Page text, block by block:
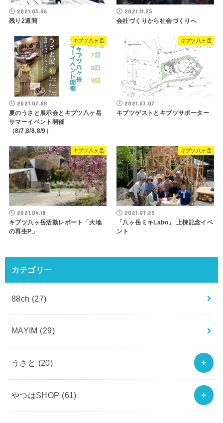
2021.03.06
残り2週間
2021.11.25
会社づくりから社会づくりへ
キブツ八ヶ岳
2021.07.08
夏のうさと展示会とキブツ八ヶ岳
サマーイベント開催
（8/7,8/8.8/9）
キブツ八ヶ岳
2021.03.07
キブツゲストとキブツサポーター
キブツ八ヶ岳
2021.04.18
キブツ八ヶ岳活動レポート「大地
の再生P」
キブツ八ヶ岳
2021.07.25
「八ヶ岳ミキLabo」 上棟記念イベ
ント
カテゴリー
88ch (27)
MAYIM (29)
うさと (20)
やつはSHOP (61)